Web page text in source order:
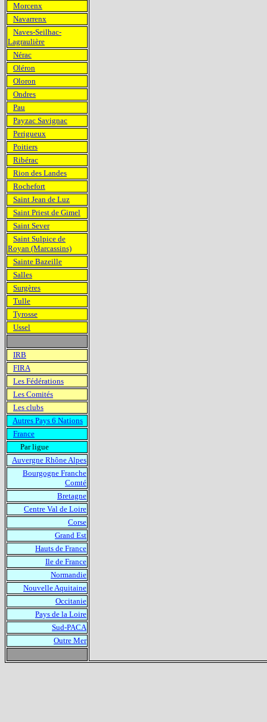
Morcenx
Navarrenx
Naves-Seilhac-
Lagraulière
Nérac
Oléron
Oloron
Ondres
Pau
Payzac Savignac
Perigueux
Poitiers
Ribérac
Rion des Landes
Rochefort
Saint Jean de Luz
Saint Priest de Gimel
Saint Sever
Saint Sulpice de
Royan (Marcassins)
Sainte Bazeille
Salles
Surgères
Tulle
Tyrosse
Ussel
IRB
FIRA
Les Fédérations
Les Comités
Les clubs
Autres Pays 6 Nations
France
Par ligue
Auvergne Rhône Alpes
Bourgogne Franche
Comté
Bretagne
Centre Val de Loire
Corse
Grand Est
Hauts de France
Ile de France
Normandie
Nouvelle Aquitaine
Occitanie
Pays de la Loire
Sud-PACA
Outre Mer